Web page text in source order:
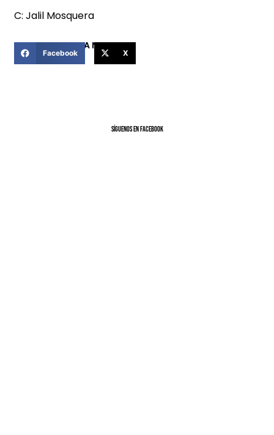
C: Jalil Mosquera
COMPARTIR ESTA NOTICIA
Facebook X
SíGUENOS EN FACEBOOK